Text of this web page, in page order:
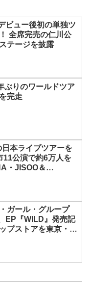
ビュー後初の単独ツ
全席完売の仁川公
テージを披露
ぶりのワールドツア
完走
日本ライブツアーを
公演で約6万人を
・JISOO＆
ガール・グループ
EP『WILD』発売記
プストアを東京・原